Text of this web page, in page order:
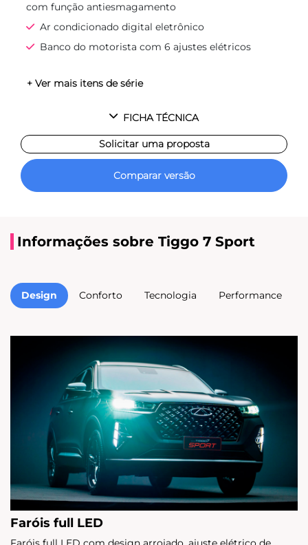
com função antiesmagamento
Ar condicionado digital eletrônico
Banco do motorista com 6 ajustes elétricos
+ Ver mais itens de série
FICHA TÉCNICA
Solicitar uma proposta
Comparar versão
Informações sobre Tiggo 7 Sport
Design Conforto Tecnologia Performance
Faróis full LED